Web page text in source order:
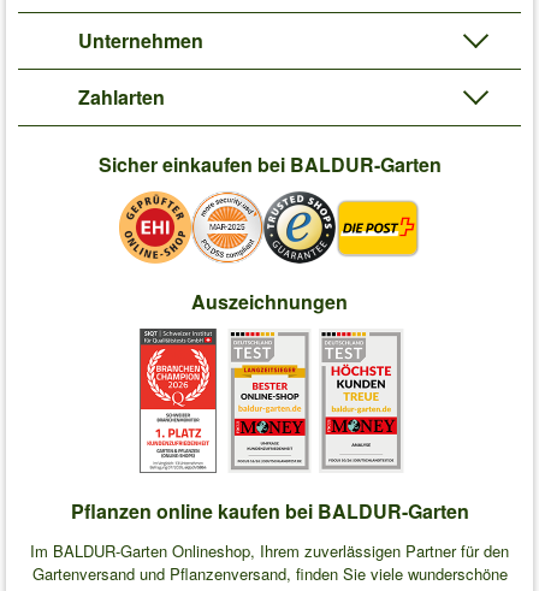
Unternehmen
Zahlarten
Sicher einkaufen bei BALDUR-Garten
Auszeichnungen
Pflanzen online kaufen bei BALDUR-Garten
Im BALDUR-Garten Onlineshop, Ihrem zuverlässigen Partner für den
Gartenversand und Pflanzenversand, finden Sie viele wunderschöne